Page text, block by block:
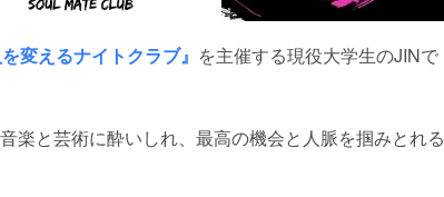
変えるナイトクラブ』 を主催する現役大学生のJINで
楽と芸術に酔いしれ、最高の機会と人脈を掴みとれる